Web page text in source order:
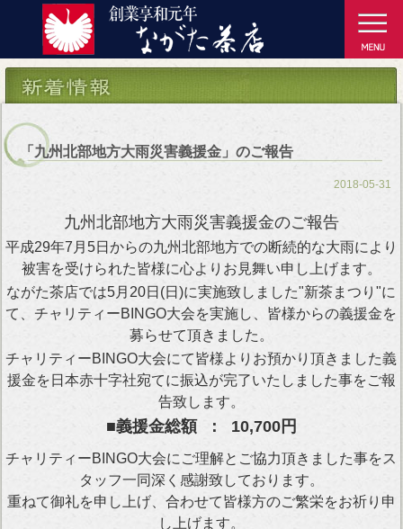
「九州北部地方大雨災害義援金」のご報告
2018-05-31
九州北部地方大雨災害義援金のご報告
平成29年7月5日からの九州北部地方での断続的な大雨により
被害を受けられた皆様に心よりお見舞い申し上げます。
ながた茶店では5月20日(日)に実施致しました"新茶まつり"に
て、チャリティーBINGO大会を実施し、皆様からの義援金を
募らせて頂きました。
チャリティーBINGO大会にて皆様よりお預かり頂きました義
援金を日本赤十字社宛てに振込が完了いたしました事をご報
告致します。
■義援金総額 ： 10,700円
チャリティーBINGO大会にご理解とご協力頂きました事をス
タッフ一同深く感謝致しております。
重ねて御礼を申し上げ、合わせて皆様方のご繁栄をお祈り申
し上げます。